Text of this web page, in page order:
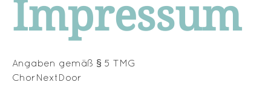
Impressum
Angaben gemäß § 5 TMG
ChorNextDoor